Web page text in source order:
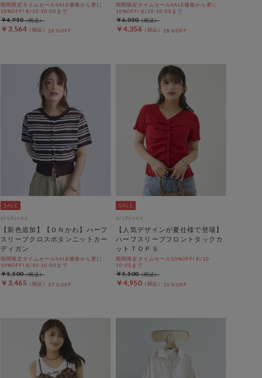
期間限定タイムセールSALE価格から更に
10%OFF! 8/10 10:00まで
￥3,564 28％OFF
￥4,950
期間限定タイムセールSALE価格から更に
10%OFF! 8/10 10:00まで
￥4,356 28％OFF
￥6,050
archives
【新色追加】【ＯＮかわ】ハーフ
スリーブクロスボタンニットカー
ディガン
期間限定タイムセールSALE価格から更に
10%OFF! 8/10 10:00まで
￥3,465 37％OFF
￥5,500
archives
【人気デザインが夏仕様で登場】
ハーフスリーブフロントタックカ
ットＴＯＰＳ
期間限定タイムセール10%OFF! 8/10
10:00まで
￥4,950 10％OFF
￥5,500